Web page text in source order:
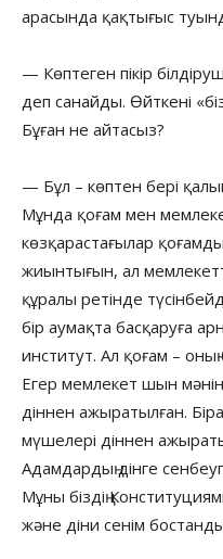
арасында қақтығыс
— Көптеген пікір
деп санайды. Өйткені
Бұған не айтасыз?
— Бұл – көптен бері
Мұнда қоғам мен
көзқарастағылар
жиынтығын, ал
құралы ретінде
бір аумақта басқаруға
институт. Ал қоғам –
Егер мемлекет шын
діннен ажыратылған.
мүшелері діннен
Адамдардың дінге
Мұны біздің
және діни сенім